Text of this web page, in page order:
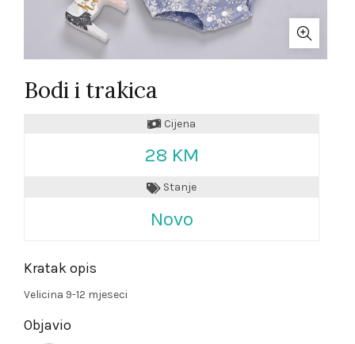
Bodi i trakica
Cijena
28 KM
Stanje
Novo
Kratak opis
Velicina 9-12 mjeseci
Objavio